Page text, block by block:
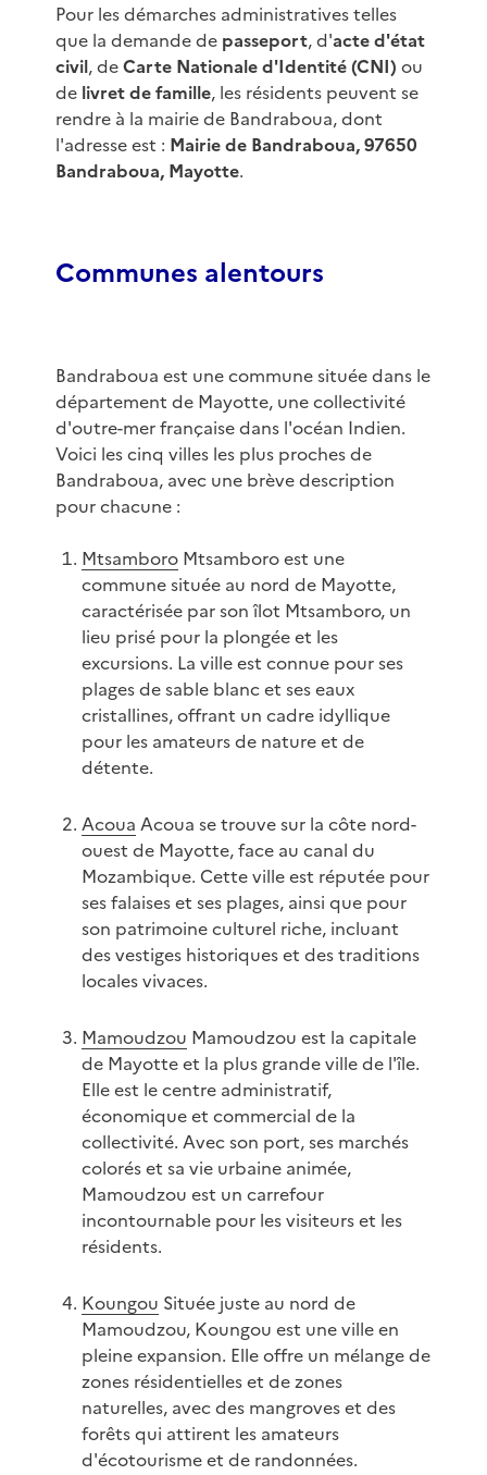
Pour les démarches administratives telles
que la demande de passeport, d'acte d'état
civil, deCarte Nationale d'Identité (CNI) ou
de livret de famille, les résidents peuvent se
rendre à la mairie de Bandraboua, dont
l'adresse est : Mairie de Bandraboua, 97650
Bandraboua, Mayotte.
Communes alentours
Bandraboua est une commune située dans le
département de Mayotte, une collectivité
d'outre-mer française dans l'océan Indien.
Voici les cinq villes les plus proches de
Bandraboua, avec une brève description
pour chacune :
MtsamboroMtsamboro est une
commune située au nord de Mayotte,
caractérisée par son îlot Mtsamboro, un
lieu prisé pour la plongée et les
excursions. La ville est connue pour ses
plages de sable blanc et ses eaux
cristallines, offrant un cadre idyllique
pour les amateurs de nature et de
détente.
Acoua Acoua se trouve sur la côte nord-
ouest de Mayotte, face au canal du
Mozambique. Cette ville est réputée pour
ses falaises et ses plages, ainsi que pour
son patrimoine culturel riche, incluant
des vestiges historiques et des traditions
locales vivaces.
Mamoudzou Mamoudzou est la capitale
de Mayotte et la plus grande ville de l'île.
Elle est le centre administratif,
économique et commercial de la
collectivité. Avec son port, ses marchés
colorés et sa vie urbaine animée,
Mamoudzou est un carrefour
incontournable pour les visiteurs et les
résidents.
Koungou Située juste au nord de
Mamoudzou, Koungou est une ville en
pleine expansion. Elle offre un mélange de
zones résidentielles et de zones
naturelles, avec des mangroves et des
forêts qui attirent les amateurs
d'écotourisme et de randonnées.